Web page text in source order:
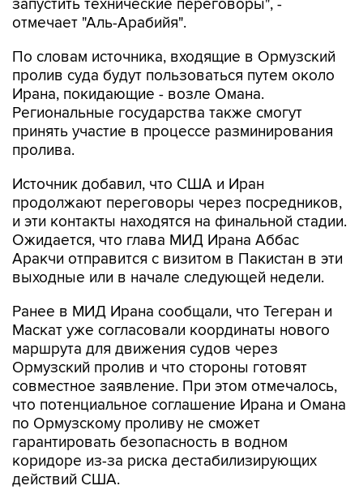
запустить технические переговоры", -
отмечает "Аль-Арабийя".
По словам источника, входящие в Ормузский
пролив суда будут пользоваться путем около
Ирана, покидающие - возле Омана.
Региональные государства также смогут
принять участие в процессе разминирования
пролива.
Источник добавил, что США и Иран
продолжают переговоры через посредников,
и эти контакты находятся на финальной стадии.
Ожидается, что глава МИД Ирана Аббас
Аракчи отправится с визитом в Пакистан в эти
выходные или в начале следующей недели.
Ранее в МИД Ирана сообщали, что Тегеран и
Маскат уже согласовали координаты нового
маршрута для движения судов через
Ормузский пролив и что стороны готовят
совместное заявление. При этом отмечалось,
что потенциальное соглашение Ирана и Омана
по Ормузскому проливу не сможет
гарантировать безопасность в водном
коридоре из-за риска дестабилизирующих
действий США.